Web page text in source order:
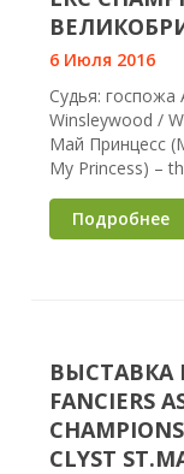
6 Июля 2016
Судья: госпожа
Winsleywood /
Май Принцесс
My Princess) –
Подробнее
ВЫСТАВКА
FANCIERS
CLYST